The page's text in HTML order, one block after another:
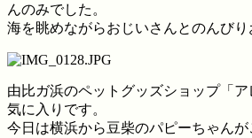
んのみでした。
海を眺めながらおじいさんとのんびり
由比ガ浜のペットグッズショップ「
気に入りです。
今日は横浜から豆柴のパピーちゃんが